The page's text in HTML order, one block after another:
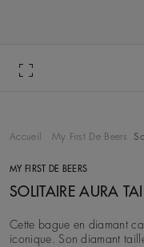
Accueil My First De Beers
MY FIRST DE BEERS
SOLITAIRE AURA
Cette bague en diamant
iconique. Son diamant